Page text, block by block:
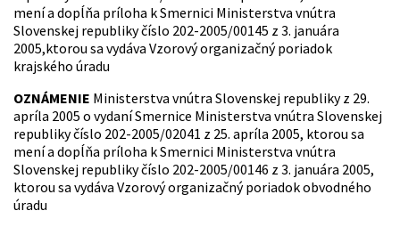
mení a dopĺňa príloha k Smernici Ministerstva vnútra
Slovenskej republiky číslo 202-2005/00145 z 3. januára
2005,ktorou sa vydáva Vzorový organizačný poriadok
krajského úradu
OZNÁMENIE Ministerstva vnútra Slovenskej republiky z 29.
apríla 2005 o vydaní Smernice Ministerstva vnútra Slovenskej
republiky číslo 202-2005/02041 z 25. apríla 2005, ktorou sa
mení a dopĺňa príloha k Smernici Ministerstva vnútra
Slovenskej republiky číslo 202-2005/00146 z 3. januára 2005,
ktorou sa vydáva Vzorový organizačný poriadok obvodného
úradu